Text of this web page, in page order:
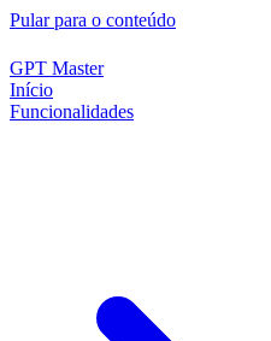
Pular para o conteúdo
GPT Master
Início
Funcionalidades